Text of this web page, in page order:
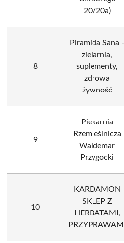
20/20a)
8
Piramida Sana -
zielarnia,
suplementy,
zdrowa
żywność
9
Piekarnia
Rzemieślnicza
Waldemar
Przygocki
10
KARDAMON
SKLEP Z
HERBATAMI,
PRZYPRAWAMI